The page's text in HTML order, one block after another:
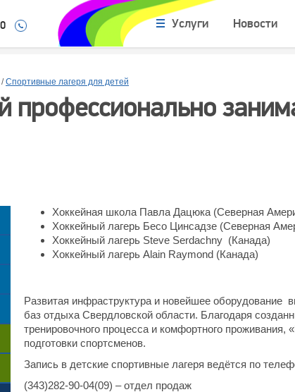
Услуги Новости
/Спортивные лагеря для детей
профессионально
Хоккейная школа Павла Дацюка (Северная
Хоккейный лагерь Бесо Цинсадзе (Северная
Хоккейный лагерь Steve Serdachny (Канада)
Хоккейный лагерь Alain Raymond (Канада)
Развитая инфраструктура и новейшее оборудование
баз отдыха Свердловской области. Благодаря
тренировочного процесса и комфортного проживания,
подготовки спортсменов.
Запись в детские спортивные лагеря ведётся по
(343)282-90-04(09) – отдел продаж